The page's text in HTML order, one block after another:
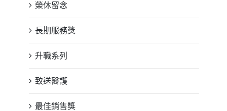
榮休留念
長期服務獎
升職系列
致送醫護
最佳銷售獎